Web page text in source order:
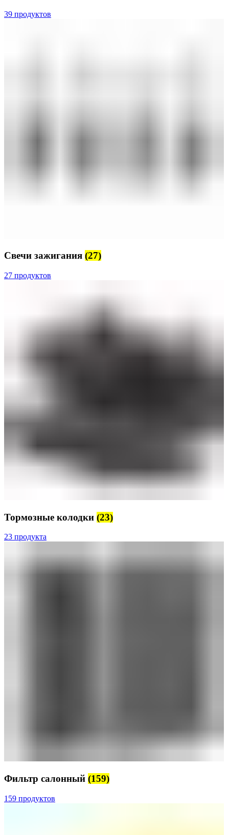
39 продуктов
Свечи зажигания (27)
27 продуктов
Тормозные колодки (23)
23 продукта
Фильтр салонный (159)
159 продуктов